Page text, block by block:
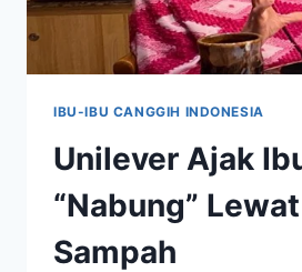
IBU-IBU CANGGIH INDONESIA
Unilever Ajak
“Nabung”
Sampah